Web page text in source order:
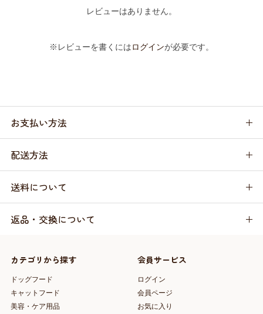
レビューはありません。
※レビューを書くにはログインが必要です。
お支払い方法
配送方法
送料について
返品・交換について
カテゴリから探す
ドッグフード
キャットフード
美容・ケア用品
会員サービス
ログイン
会員ページ
お気に入り